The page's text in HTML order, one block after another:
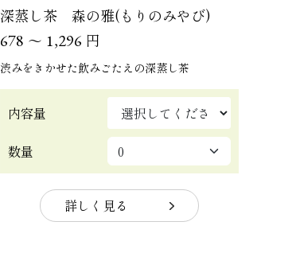
深蒸し茶 森の雅(もりのみやび)
678 ～ 1,296 円
渋みをきかせた飲みごたえの深蒸し茶
内容量
数量
詳しく見る